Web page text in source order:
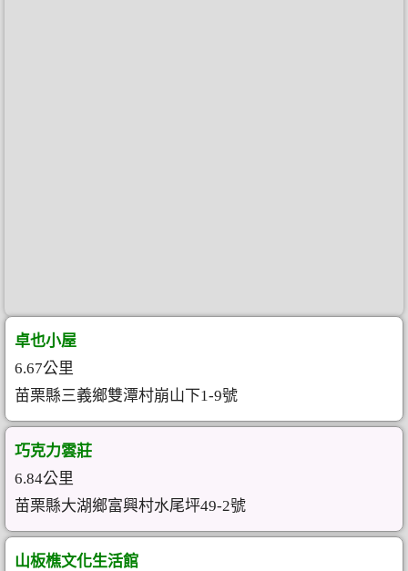
卓也小屋
6.67公里
苗栗縣三義鄉雙潭村崩山下1-9號
巧克力雲莊
6.84公里
苗栗縣大湖鄉富興村水尾坪49-2號
山板樵文化生活館